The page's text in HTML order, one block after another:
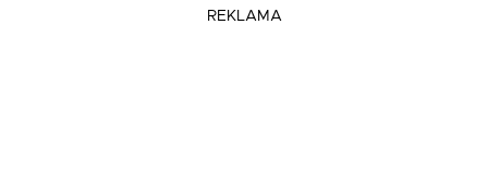
REKLAMA